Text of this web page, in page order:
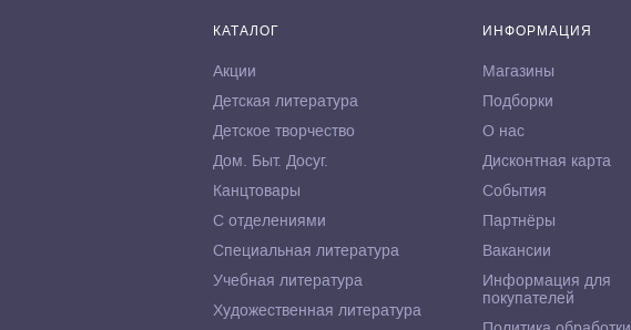
КАТАЛОГ
Акции
Детская литература
Детское творчество
Дом. Быт. Досуг.
Канцтовары
С отделениями
Специальная литература
Учебная литература
Художественная литература
ИНФОРМАЦИЯ
Магазины
Подборки
О нас
Дисконтная карта
События
Партнёры
Вакансии
Информация для
покупателей